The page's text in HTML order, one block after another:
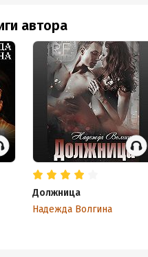
автора
Должница
Надежда Волгина